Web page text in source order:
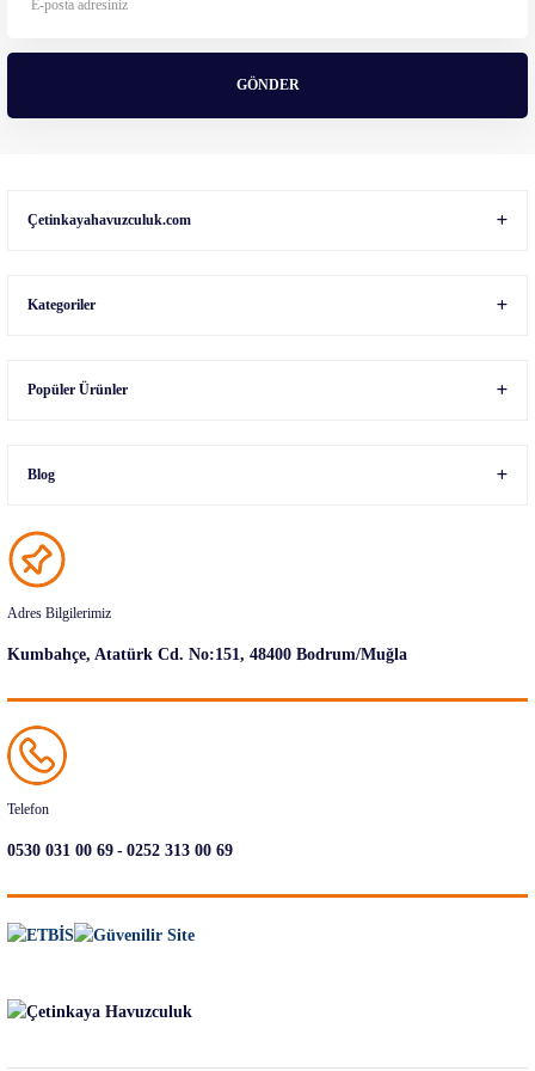
GÖNDER
Çetinkayahavuzculuk.com
Kategoriler
Popüler Ürünler
Blog
Adres Bilgilerimiz
Kumbahçe, Atatürk Cd. No:151, 48400 Bodrum/Muğla
Telefon
0530 031 00 69-0252 313 00 69